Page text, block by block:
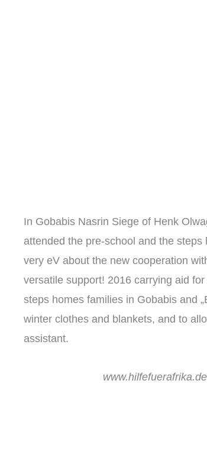
In Gobabis Nasrin Siege of Henk
attended the pre-school and the
very eV about the new cooperation
versatile support! 2016 carrying aid
steps homes families in Gobabis and
winter clothes and blankets, and to
assistant.